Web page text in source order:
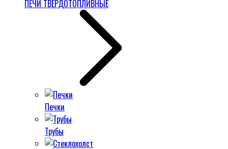
ПЕЧИ ТВЁРДОТОПЛИВНЫЕ
Печки
Трубы